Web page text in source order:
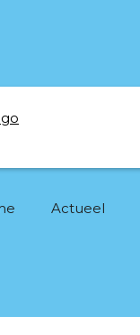
Actueel